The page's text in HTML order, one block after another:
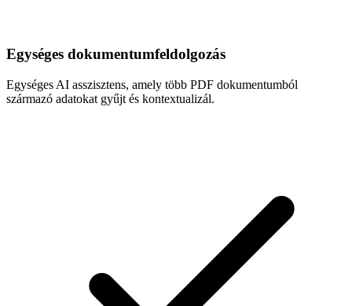
Egységes dokumentumfeldolgozás
Egységes AI asszisztens, amely több PDF dokumentumból
származó adatokat gyűjt és kontextualizál.